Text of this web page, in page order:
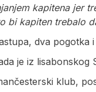
kapitena jer
bi kapiten trebalo
dva pogotka
je iz
klub,